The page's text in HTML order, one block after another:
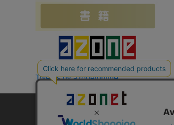
Tweets by azonetonline
お支払方法について